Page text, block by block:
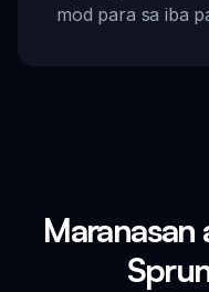
mod para sa iba
Maranasan